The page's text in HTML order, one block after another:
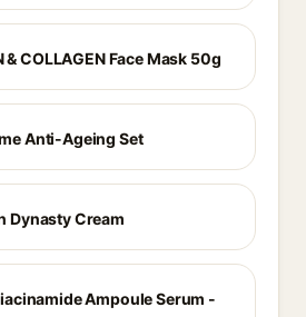
& COLLAGEN Face Mask 50g
Anti-Ageing Set
Dynasty Cream
Ampoule Serum -